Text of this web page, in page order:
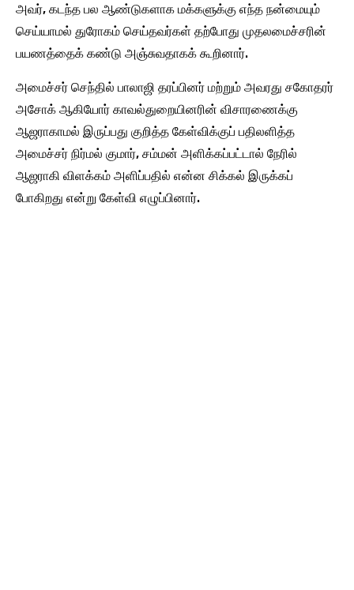
அவர், கடந்த பல ஆண்டுகளாக மக்களுக்கு எந்த நன்மையும்
செய்யாமல் துரோகம் செய்தவர்கள் தற்போது முதலமைச்சரின்
பயணத்தைக் கண்டு அஞ்சுவதாகக் கூறினார்.
அமைச்சர் செந்தில் பாலாஜி தரப்பினர் மற்றும் அவரது சகோதரர்
அசோக் ஆகியோர் காவல்துறையினரின் விசாரணைக்கு
ஆஜராகாமல் இருப்பது குறித்த கேள்விக்குப் பதிலளித்த
அமைச்சர் நிர்மல் குமார், சம்மன் அளிக்கப்பட்டால் நேரில்
ஆஜராகி விளக்கம் அளிப்பதில் என்ன சிக்கல் இருக்கப்
போகிறது என்று கேள்வி எழுப்பினார்.